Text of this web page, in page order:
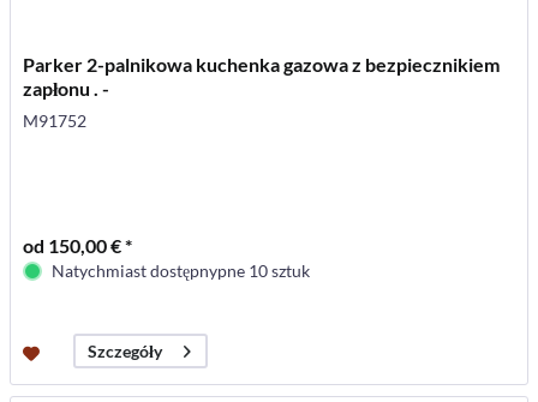
Parker 2-palnikowa kuchenka gazowa z bezpiecznikiem
zapłonu . -
M91752
od 150,00 € *
Natychmiast dostępnypne 10 sztuk
Szczegóły